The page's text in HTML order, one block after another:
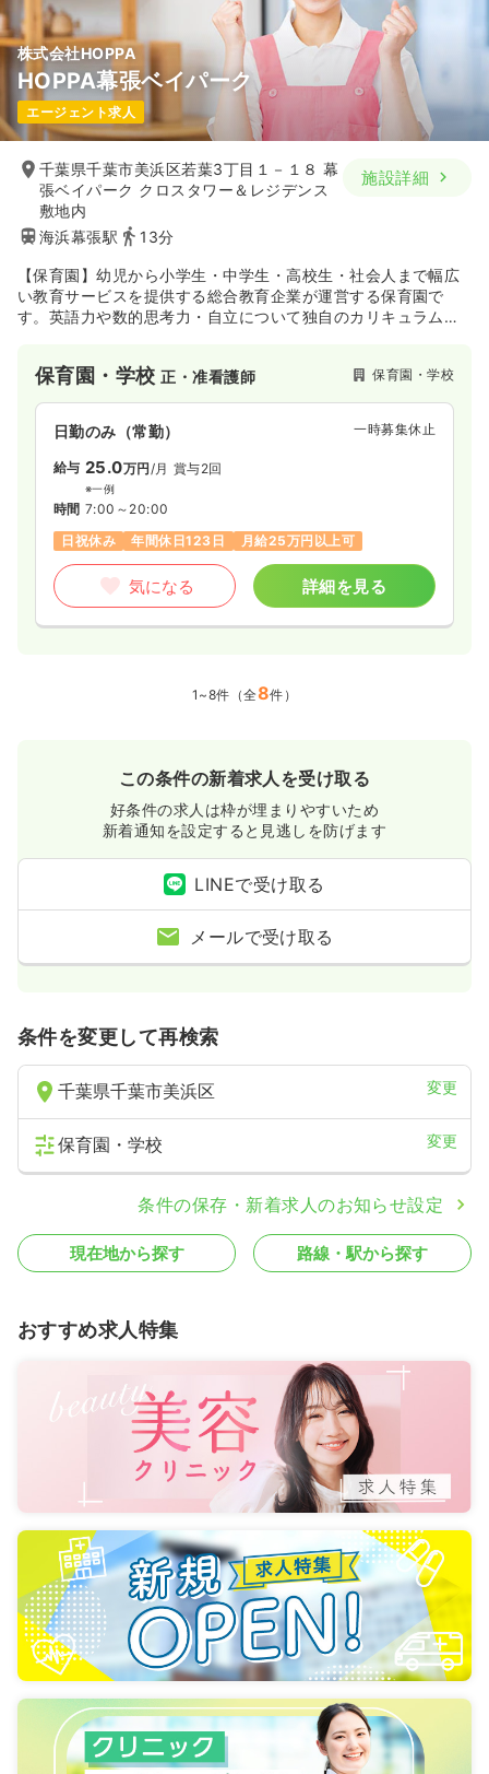
株式会社HOPPA
HOPPA幕張ベイパーク
エージェント求人
千葉県千葉市美浜区若葉3丁目１－１８ 幕
張ベイパーク クロスタワー＆レジデンス
敷地内
海浜幕張駅
13分
施設詳細
【保育園】幼児から小学生・中学生・高校生・社会人まで幅広
い教育サービスを提供する総合教育企業が運営する保育園で
す。英語力や数的思考力・自立について独自のカリキュラムを
保育園・学校正・准看護師 保育園・学校
日勤のみ（常勤） 一時募集休止
給与 25.0万円 /月 賞与2回
※一例
時間 7:00～20:00
日祝休み
年間休日123日 月給25万円以上可
気になる 詳細を見る
1~8件（全8件）
この条件の新着求人を受け取る
好条件の求人は枠が埋まりやすいため
新着通知を設定すると見逃しを防げます
LINEで受け取る
メールで受け取る
条件を変更して再検索
千葉県千葉市美浜区 変更
保育園・学校 変更
条件の保存・新着求人のお知らせ設定
現在地から探す 路線・駅から探す
おすすめ求人特集